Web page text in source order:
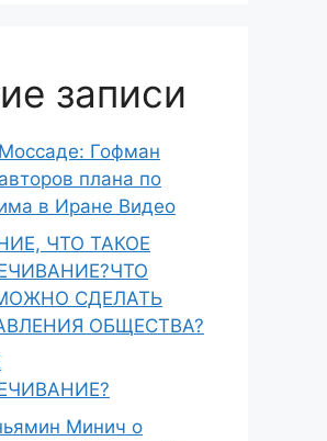
записи
Гофман
плана по
в Иране Видео
ЧТО ТАКОЕ
СДЕЛАТЬ
ОБЩЕСТВА?
Минич о